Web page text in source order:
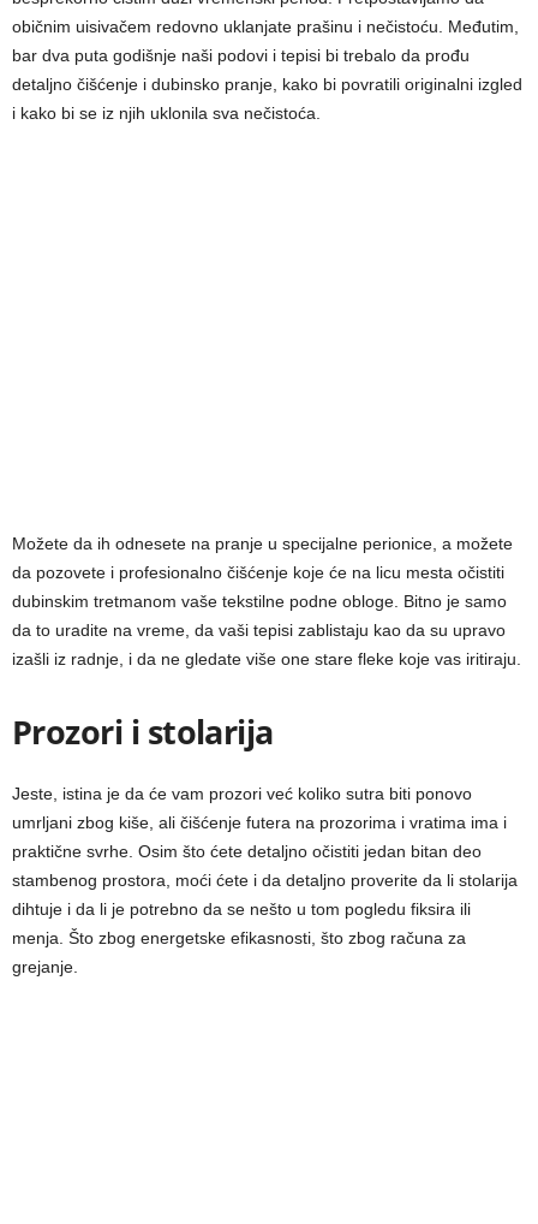
običnim uisivačem redovno uklanjate prašinu i nečistoću. Međutim,
bar dva puta godišnje naši podovi i tepisi bi trebalo da prođu
detaljno čišćenje i dubinsko pranje, kako bi povratili originalni izgled
i kako bi se iz njih uklonila sva nečistoća.
Možete da ih odnesete na pranje u specijalne perionice, a možete
da pozovete i profesionalno čišćenje koje će na licu mesta očistiti
dubinskim tretmanom vaše tekstilne podne obloge. Bitno je samo
da to uradite na vreme, da vaši tepisi zablistaju kao da su upravo
izašli iz radnje, i da ne gledate više one stare fleke koje vas iritiraju.
Prozori i stolarija
Jeste, istina je da će vam prozori već koliko sutra biti ponovo
umrljani zbog kiše, ali čišćenje futera na prozorima i vratima ima i
praktične svrhe. Osim što ćete detaljno očistiti jedan bitan deo
stambenog prostora, moći ćete i da detaljno proverite da li stolarija
dihtuje i da li je potrebno da se nešto u tom pogledu fiksira ili
menja. Što zbog energetske efikasnosti, što zbog računa za
grejanje.